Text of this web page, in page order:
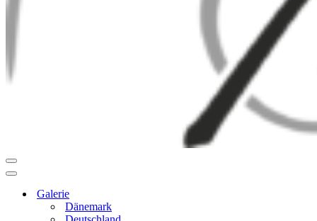
Navigationsmenü
Navigationsmenü
Galerie
Dänemark